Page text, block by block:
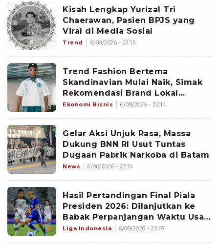
Kisah Lengkap Yurizal Tri
Chaerawan, Pasien BPJS yang
Viral di Media Sosial
Trend 6/08/2026 - 22:15
Trend Fashion Bertema
Skandinavian Mulai Naik, Simak
Rekomendasi Brand Lokal
Dengan Harga Yang Affordable
Ekonomi Bisnis 6/08/2026 - 22:14
Gelar Aksi Unjuk Rasa, Massa
Dukung BNN RI Usut Tuntas
Dugaan Pabrik Narkoba di Batam
News 6/08/2026 - 22:10
Hasil Pertandingan Final Piala
Presiden 2026: Dilanjutkan ke
Babak Perpanjangan Waktu Usai
Persib Vs Persebaya Berakhir
Liga Indonesia 6/08/2026 - 22:07